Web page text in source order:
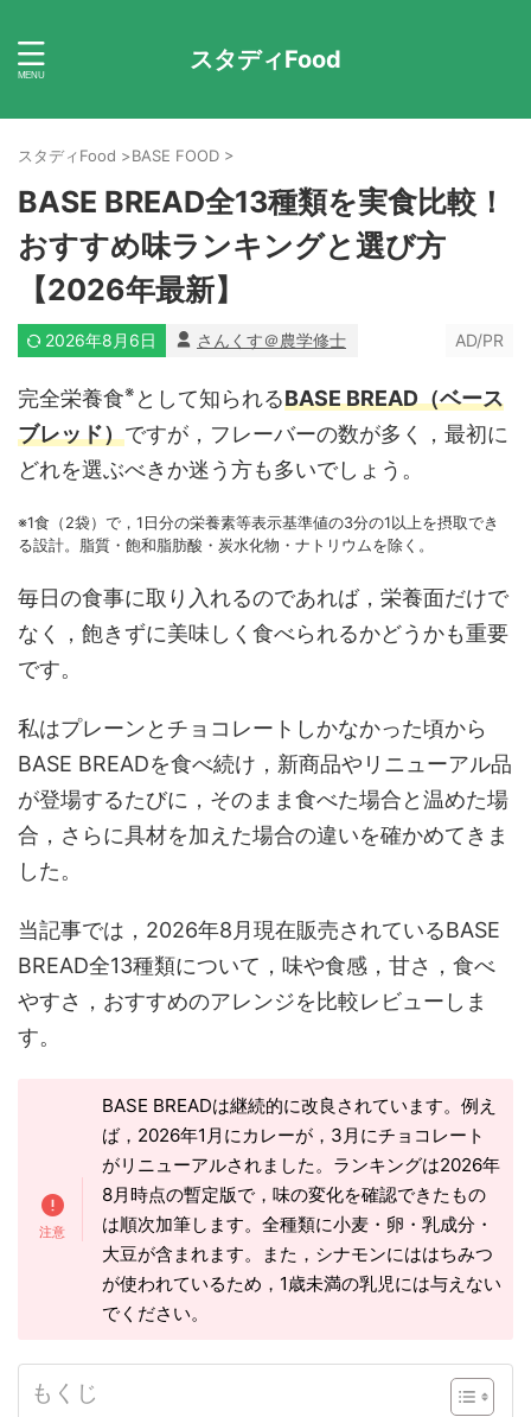
スタディFood
スタディFood >BASE FOOD >
BASE BREAD全13種類を実食比較！
おすすめ味ランキングと選び方
【2026年最新】
2026年8月6日 さんくす＠農学修士 AD/PR
完全栄養食※ として知られるBASE BREAD（ベース
ブレッド）ですが，フレーバーの数が多く，最初に
どれを選ぶべきか迷う方も多いでしょう。
※1食（2袋）で，1日分の栄養素等表示基準値の3分の1以上を摂取でき
る設計。脂質・飽和脂肪酸・炭水化物・ナトリウムを除く。
毎日の食事に取り入れるのであれば，栄養面だけで
なく，飽きずに美味しく食べられるかどうかも重要
です。
私はプレーンとチョコレートしかなかった頃から
BASE BREADを食べ続け，新商品やリニューアル品
が登場するたびに，そのまま食べた場合と温めた場
合，さらに具材を加えた場合の違いを確かめてきま
した。
当記事では，2026年8月現在販売されているBASE
BREAD全13種類について，味や食感，甘さ，食べ
やすさ，おすすめのアレンジを比較レビューしま
す。
BASE BREADは継続的に改良されています。例え
ば，2026年1月にカレーが，3月にチョコレート
がリニューアルされました。ランキングは2026年
8月時点の暫定版で，味の変化を確認できたもの
は順次加筆します。全種類に小麦・卵・乳成分・
大豆が含まれます。また，シナモンにははちみつ
が使われているため，1歳未満の乳児には与えない
でください。
もくじ